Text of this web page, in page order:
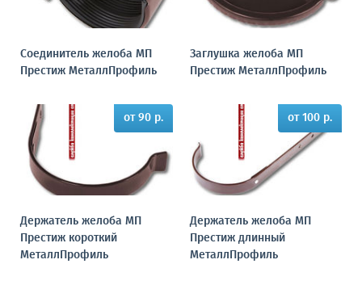
Соединитель желоба МП
Престиж МеталлПрофиль
Заглушка желоба МП
Престиж МеталлПрофиль
от 90 р.
Держатель желоба МП
Престиж короткий
МеталлПрофиль
от 100 р.
Держатель желоба МП
Престиж длинный
МеталлПрофиль